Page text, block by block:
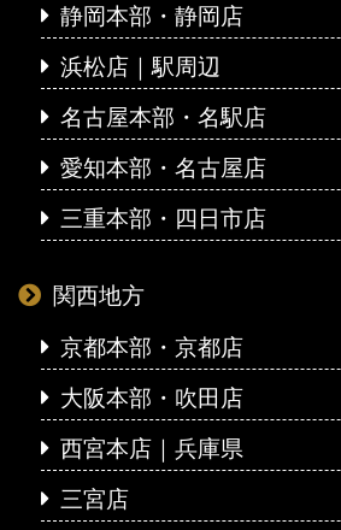
静岡本部・静岡店
浜松店｜駅周辺
名古屋本部・名駅店
愛知本部・名古屋店
三重本部・四日市店
関西地方
京都本部・京都店
大阪本部・吹田店
西宮本店｜兵庫県
三宮店